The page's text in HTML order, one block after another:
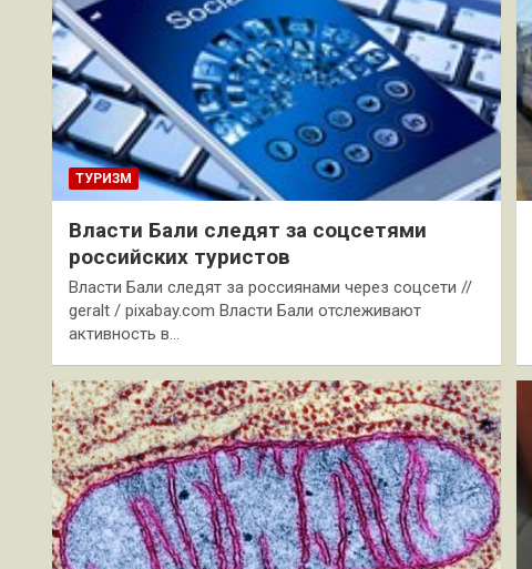
ТУРИЗМ
Власти Бали следят за соцсетями
российских туристов
Власти Бали следят за россиянами через соцсети //
geralt / pixabay.com Власти Бали отслеживают
активность в…